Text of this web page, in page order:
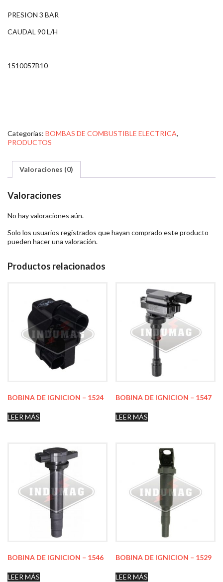
PRESION 3 BAR
CAUDAL 90 L/H
1510057B10
Categorías: BOMBAS DE COMBUSTIBLE ELECTRICA,
PRODUCTOS
Valoraciones (0)
Valoraciones
No hay valoraciones aún.
Solo los usuarios registrados que hayan comprado este producto
pueden hacer una valoración.
Productos relacionados
BOBINA DE IGNICION – 1524
LEER MÁS
BOBINA DE IGNICION – 1547
LEER MÁS
BOBINA DE IGNICION – 1546
LEER MÁS
BOBINA DE IGNICION – 1529
LEER MÁS